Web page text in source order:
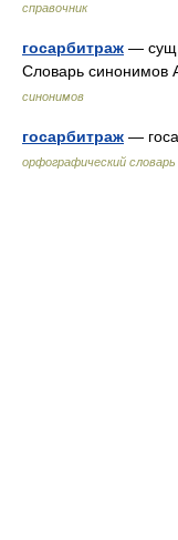
справочник
госарбитраж —
Словарь
синонимов
госарбитраж —
орфографический словарь